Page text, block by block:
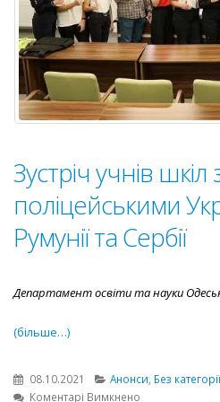
Зустріч учнів шкіл
поліцейськими
Румунії та Сербії
Департамент освіти та науки
(більше…)
08.10.2021 Анонси Без категорії
Коментарі Вимкненодо